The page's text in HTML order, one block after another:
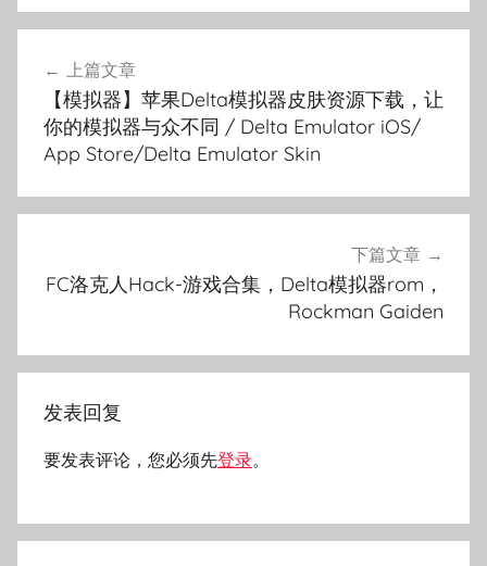
导
航
上篇文章
【模拟器】苹果Delta模拟器皮肤资源下载，让
你的模拟器与众不同 / Delta Emulator iOS/
App Store/Delta Emulator Skin
下篇文章
FC洛克人Hack-游戏合集，Delta模拟器rom，
Rockman Gaiden
发表回复
要发表评论，您必须先登录。